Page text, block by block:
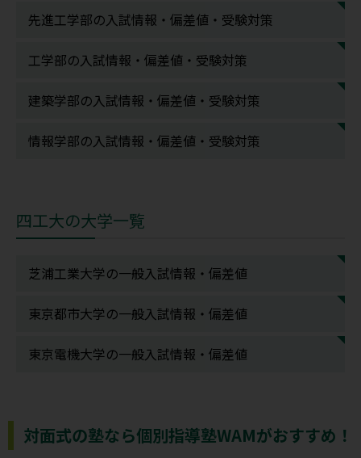
先進工学部の入試情報・偏差値・受験対策
工学部の入試情報・偏差値・受験対策
建築学部の入試情報・偏差値・受験対策
情報学部の入試情報・偏差値・受験対策
四工大の大学一覧
芝浦工業大学の一般入試情報・偏差値
東京都市大学の一般入試情報・偏差値
東京電機大学の一般入試情報・偏差値
対面式の塾なら個別指導塾WAMがおすすめ！